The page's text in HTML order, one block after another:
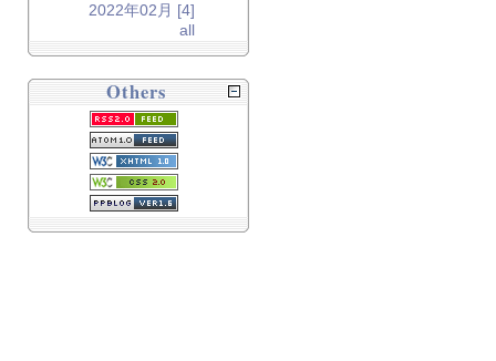
2022年02月 [4]
all
Others